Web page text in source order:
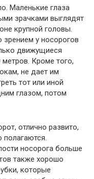
Маленькие глаза
зрачками выглядят
крупной головы.
у носорогов
движущиеся
Кроме того,
не дает им
тот или иной
глазом, потом
отлично развито,
полагаются.
носорога больше
также хорошо
которые